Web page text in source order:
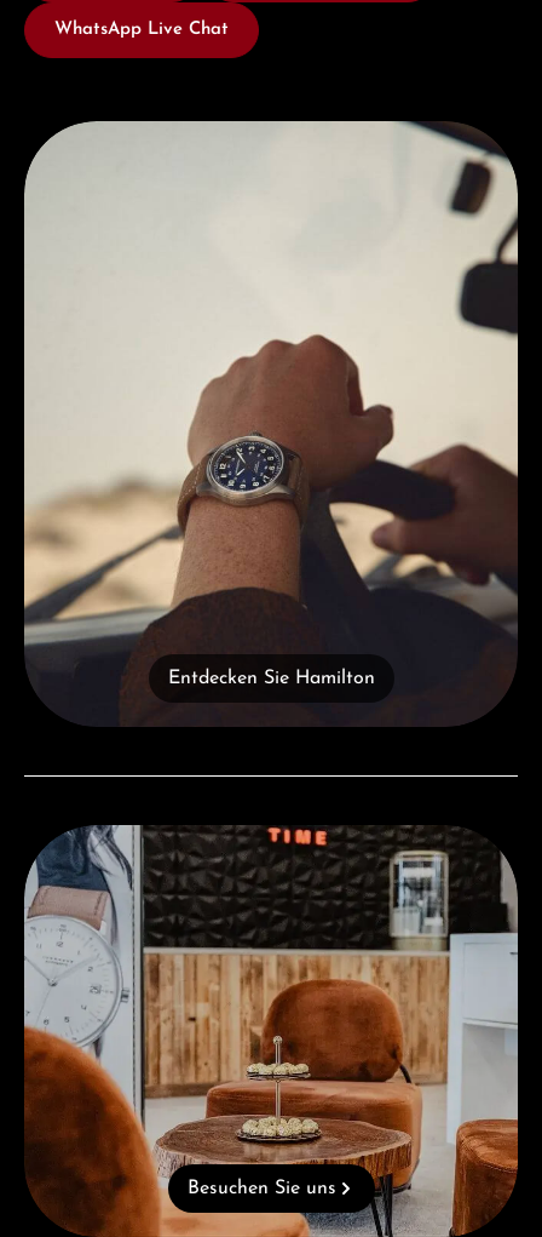
WhatsApp Live Chat
Entdecken Sie Hamilton
Entdecken Sie Hamilton
Besuchen Sie uns
Besuchen Sie uns